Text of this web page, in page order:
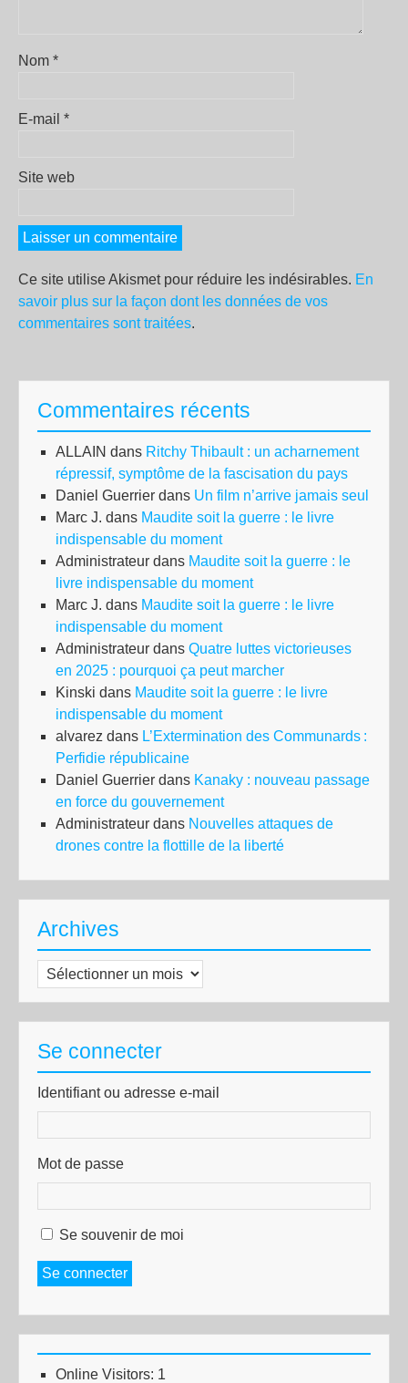
Nom *
E-mail *
Site web
Ce site utilise Akismet pour réduire les indésirables. En
savoir plus sur la façon dont les données de vos
commentaires sont traitées.
Commentaires récents
ALLAIN dans Ritchy Thibault : un acharnement
répressif, symptôme de la fascisation du pays
Daniel Guerrier dans Un film n’arrive jamais seul
Marc J. dans Maudite soit la guerre : le livre
indispensable du moment
Administrateur dans Maudite soit la guerre : le
livre indispensable du moment
Marc J. dans Maudite soit la guerre : le livre
indispensable du moment
Administrateur dans Quatre luttes victorieuses
en 2025 : pourquoi ça peut marcher
Kinski dans Maudite soit la guerre : le livre
indispensable du moment
alvarez dans L’Extermination des Communards :
Perfidie républicaine
Daniel Guerrier dans Kanaky : nouveau passage
en force du gouvernement
Administrateur dans Nouvelles attaques de
drones contre la flottille de la liberté
Archives
Archives
Se connecter
Identifiant ou adresse e-mail
Mot de passe
Se souvenir de moi
Se connecter
Online Visitors: 1